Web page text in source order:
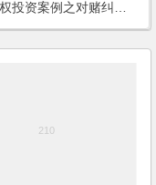
案例之对赌纠纷以及侵害股东权益纠纷